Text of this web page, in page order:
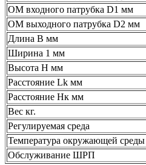
ОМ входного патрубка D1 мм
ОМ выходного патрубка D2 мм
Длина В мм
Ширина 1 мм
Высота Н мм
Расстояние Lk мм
Расстояние Нк мм
Вес кг.
Регулируемая среда
Температура окружающей среды
Обслуживание ШРП